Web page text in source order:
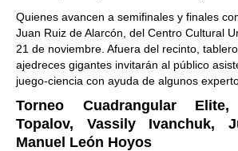
Quienes avancen a semifinales y finales
Juan Ruiz de Alarcón, del Centro Cultural
21 de noviembre. Afuera del recinto,
ajedreces gigantes invitarán al público
juego-ciencia con ayuda de algunos
Torneo Cuadrangular
Topalov, Vassily Ivanchuk,
Manuel León Hoyos